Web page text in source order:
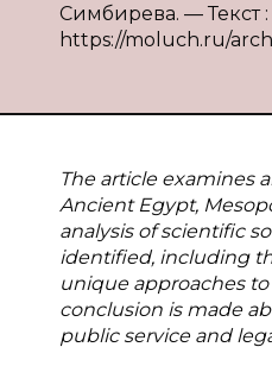
Симбирева. — Текст
https://moluch.ru/
The article examines
Ancient Egypt,
analysis of scientific
identified, including
unique approaches
conclusion is made
public service and